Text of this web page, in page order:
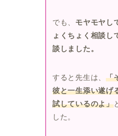
でも、 モヤモヤし
ょくちょく相談し
談しました。
すると先生は、「
彼と一生添い遂げ
試しているのよ」
した。